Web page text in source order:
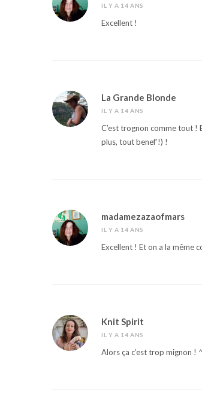
IL Y A 14 ANS
Excellent !
La Grande Blonde
IL Y A 14 ANS
C’est trognon comme tout !
plus, tout benef’!) !
madamezazaofmars
IL Y A 14 ANS
Excellent ! Et on a la même
Knit Spirit
IL Y A 14 ANS
Alors ça c’est trop mignon !